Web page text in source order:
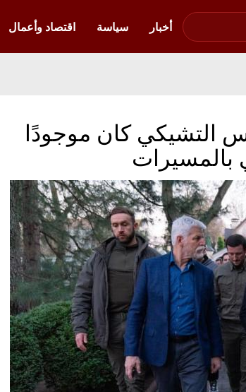
أخبار
سياسة اقتصاد وأعمال
التشيكي كان موجودًا
بالمسيرات